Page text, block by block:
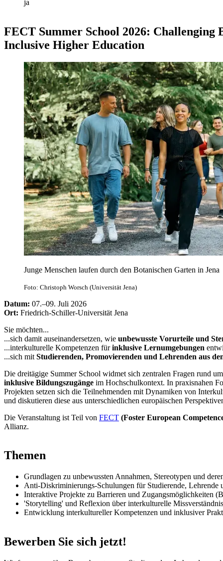
ja
FECT Summer School 2026:
Inclusive Higher Education
Junge Menschen laufen durch den Botanischen Garten in Jena
Foto: Christoph Worsch (Universität Jena)
Datum: 07.–09. Juli 2026
Ort: Friedrich-Schiller-Universität Jena
Sie möchten...
...sich damit auseinandersetzen, wie unbewusste Vorurteile und
...interkulturelle Kompetenzen fürinklusive Lernumgebungen
...sich mit Studierenden, Promovierenden und Lehrenden aus
Die dreitägige Summer School widmet sich zentralen Fragen rund
inklusive Bildungszugänge im Hochschulkontext. In praxisnahen
Projekten setzen sich die Teilnehmenden mit Dynamiken von
und diskutieren diese aus unterschiedlichen europäischen
Die Veranstaltung ist Teil von FECT (Foster European
Allianz.
Themen
Grundlagen zu unbewussten Annahmen, Stereotypen und
Anti-Diskriminierungs-Schulungen für Studierende, Lehrende
Interaktive Projekte zu Barrieren und Zugangsmöglichkeiten
'Storytelling' und Reflexion über interkulturelle
Entwicklung interkultureller Kompetenzen und inklusiver
Bewerben Sie sich jetzt!